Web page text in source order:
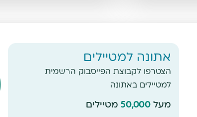
אתונה למטיילים
הצטרפו לקבוצת הפייסבוק הרשמית
למטיילים באתונה
מעל 50,000מטיילים